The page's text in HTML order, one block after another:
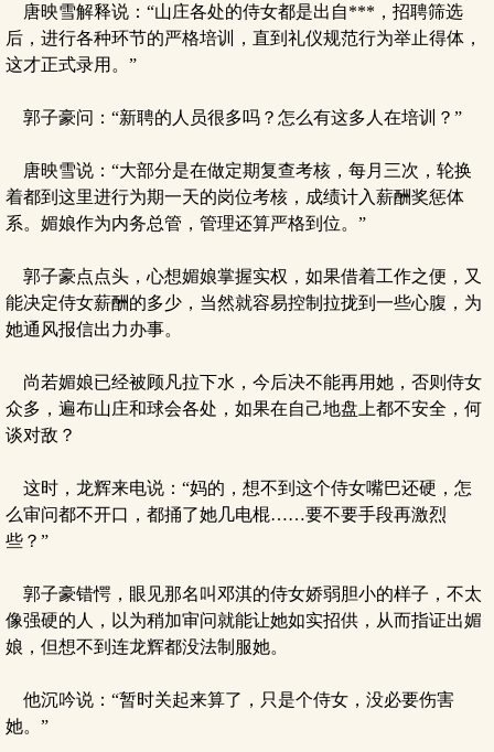
唐映雪解释说：“山庄各处的侍女都是出自***，招聘筛选
后，进行各种环节的严格培训，直到礼仪规范行为举止得体，
这才正式录用。”
郭子豪问：“新聘的人员很多吗？怎么有这多人在培训？”
唐映雪说：“大部分是在做定期复查考核，每月三次，轮换
着都到这里进行为期一天的岗位考核，成绩计入薪酬奖惩体
系。媚娘作为内务总管，管理还算严格到位。”
郭子豪点点头，心想媚娘掌握实权，如果借着工作之便，又
能决定侍女薪酬的多少，当然就容易控制拉拢到一些心腹，为
她通风报信出力办事。
尚若媚娘已经被顾凡拉下水，今后决不能再用她，否则侍女
众多，遍布山庄和球会各处，如果在自己地盘上都不安全，何
谈对敌？
这时，龙辉来电说：“妈的，想不到这个侍女嘴巴还硬，怎
么审问都不开口，都捅了她几电棍……要不要手段再激烈
些？”
郭子豪错愕，眼见那名叫邓淇的侍女娇弱胆小的样子，不太
像强硬的人，以为稍加审问就能让她如实招供，从而指证出媚
娘，但想不到连龙辉都没法制服她。
他沉吟说：“暂时关起来算了，只是个侍女，没必要伤害
她。”